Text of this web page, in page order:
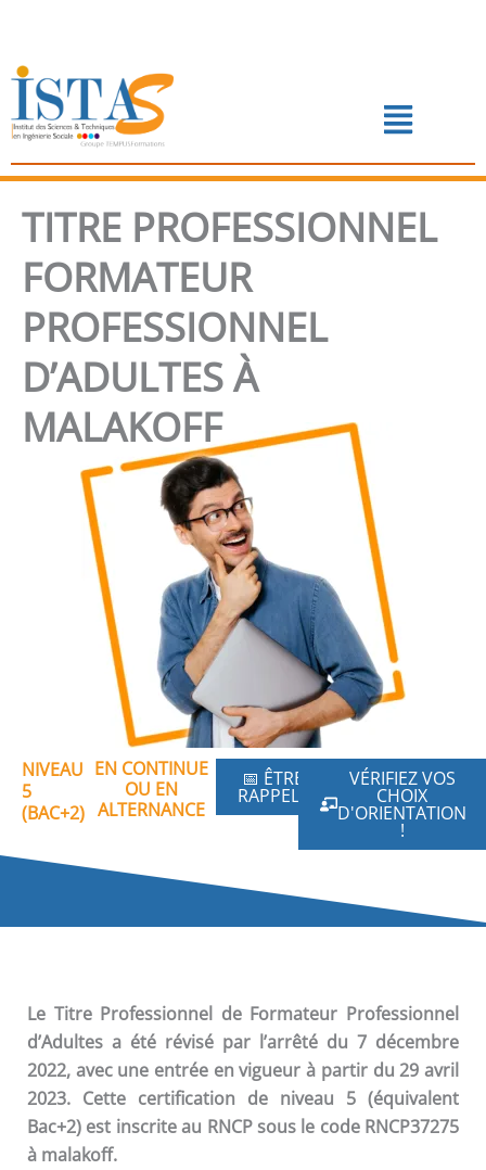
contenu
Menu
📅 PRENDRE RENDEZ-VOUS
TITRE PROFESSIONNEL
FORMATEUR
PROFESSIONNEL
D’ADULTES À
MALAKOFF
NIVEAU
5
(BAC+2)
EN CONTINUE
OU EN
ALTERNANCE
📅 ÊTRE
RAPPELÉ
VÉRIFIEZ VOS
CHOIX
D'ORIENTATION
!
Le Titre Professionnel de Formateur Professionnel
d’Adultes a été révisé par l’arrêté du 7 décembre
2022, avec une entrée en vigueur à partir du 29 avril
2023. Cette certification de niveau 5 (équivalent
Bac+2) est inscrite au RNCP sous le code RNCP37275
à malakoff.